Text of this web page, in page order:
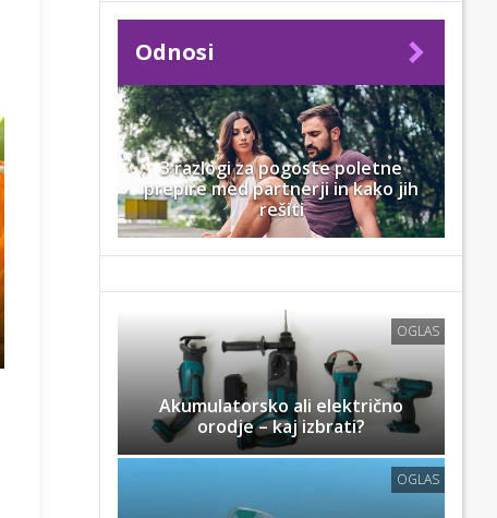
Odnosi
3 razlogi za pogoste poletne
prepire med partnerji in kako jih
rešiti
OGLAS
Akumulatorsko ali električno
orodje – kaj izbrati?
OGLAS